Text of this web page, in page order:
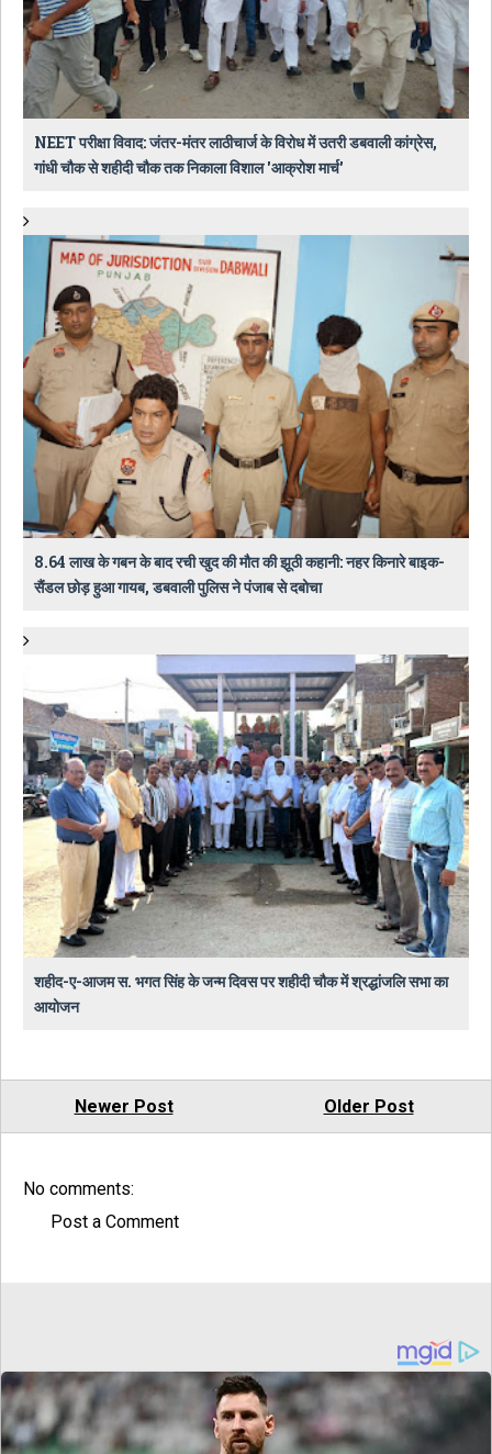
NEET परीक्षा विवाद: जंतर-मंतर लाठीचार्ज के विरोध में उतरी डबवाली कांग्रेस,
गांधी चौक से शहीदी चौक तक निकाला विशाल 'आक्रोश मार्च'
8.64 लाख के गबन के बाद रची खुद की मौत की झूठी कहानी: नहर किनारे बाइक-
सैंडल छोड़ हुआ गायब, डबवाली पुलिस ने पंजाब से दबोचा
शहीद-ए-आजम स. भगत सिंह के जन्म दिवस पर शहीदी चौक में श्रद्धांजलि सभा का
आयोजन
Newer Post Older Post
No comments:
Post a Comment